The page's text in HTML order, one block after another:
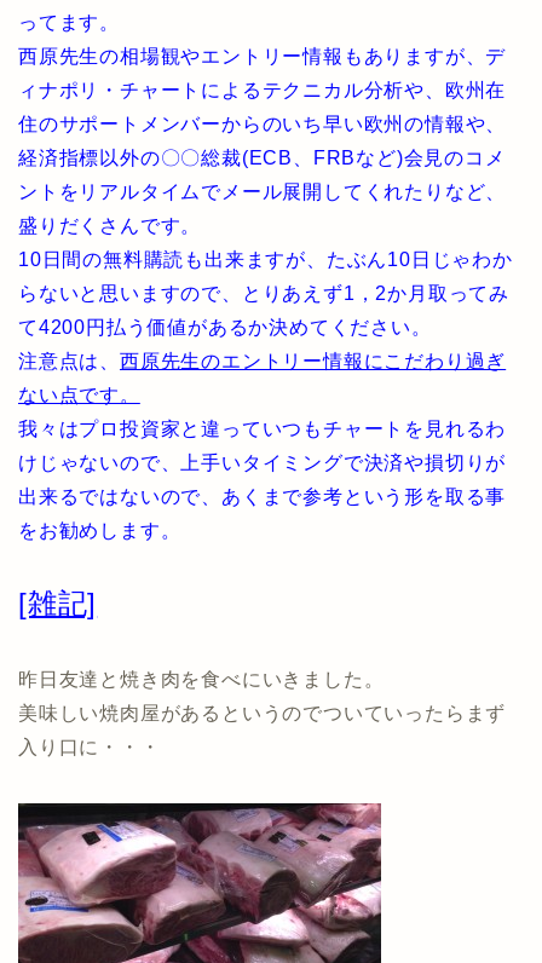
ってます。
西原先生の相場観やエントリー情報もありますが、デ
ィナポリ・チャートによるテクニカル分析や、欧州在
住のサポートメンバーからのいち早い欧州の情報や、
経済指標以外の〇〇総裁(ECB、FRBなど)会見のコメ
ントをリアルタイムでメール展開してくれたりなど、
盛りだくさんです。
10日間の無料購読も出来ますが、たぶん10日じゃわか
らないと思いますので、とりあえず1，2か月取ってみ
て4200円払う価値があるか決めてください。
注意点は、 西原先生のエントリー情報にこだわり過ぎ
ない点です。
我々はプロ投資家と違っていつもチャートを見れるわ
けじゃないので、上手いタイミングで決済や損切りが
出来るではないので、あくまで参考という形を取る事
をお勧めします。
[雑記]
昨日友達と焼き肉を食べにいきました。
美味しい焼肉屋があるというのでついていったらまず
入り口に・・・